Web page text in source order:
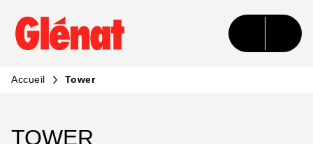
MENU RECHERCHE CONTENU
PIED DE PAGE
Accueil Tower
TOWER